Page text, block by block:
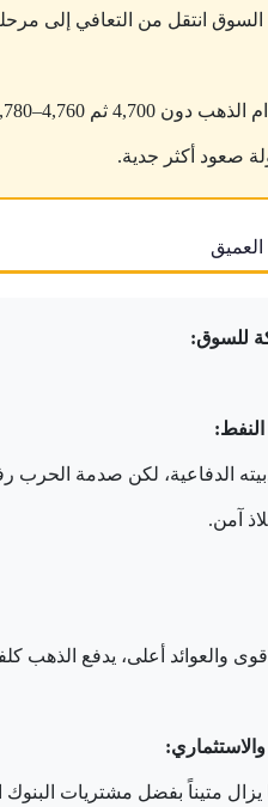
انتقل من التعافي إلى
العميق
للسوق:
الدفاعية، لكن صدمة الحرب
آمن.
والعوائد أعلى، يدفع الذهب
متيناً بفضل مشتريات